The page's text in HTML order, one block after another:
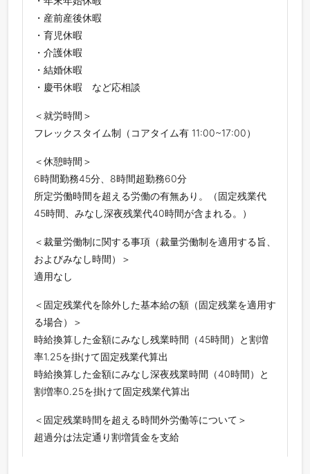
・産前産後休暇
・育児休暇
・介護休暇
・結婚休暇
・慶弔休暇 など応相談
＜就労時間＞
フレックスタイム制（コアタイム有 11:00~17:00）
＜休憩時間＞
6時間勤務45分、8時間超勤務60分
所定労働時間を超える労働の有無あり。（固定残業代
45時間、みなし深夜残業代40時間が含まれる。）
＜裁量労働制に関する事項（裁量労働制を適用する旨、
およびみなし時間）＞
適用なし
＜固定残業代を除外した基本給の額（固定残業を適用す
る場合）＞
時給換算した金額にみなし残業時間（45時間）と割増
率1.25を掛けて固定残業代算出
時給換算した金額にみなし深夜残業時間（40時間）と
割増率0.25を掛けて固定残業代算出
＜固定残業時間を超える時間外労働等について＞
超過分は法定通り割増賃金を支給